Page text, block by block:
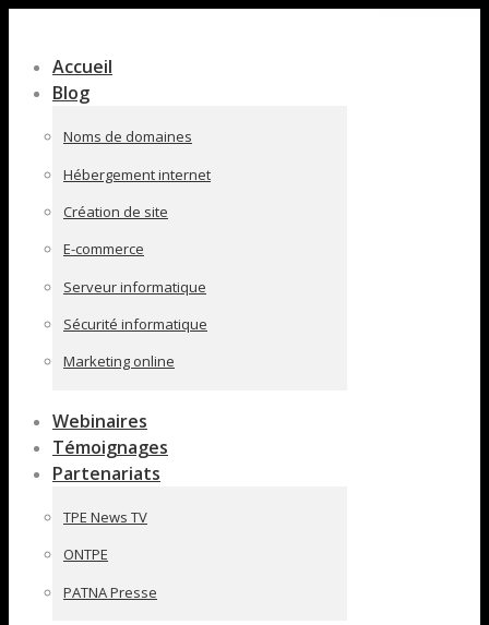
pleine
largeur
Accueil
Blog
Noms de domaines
Hébergement internet
Création de site
E-commerce
Serveur informatique
Sécurité informatique
Marketing online
Webinaires
Témoignages
Partenariats
TPE News TV
ONTPE
PATNA Presse